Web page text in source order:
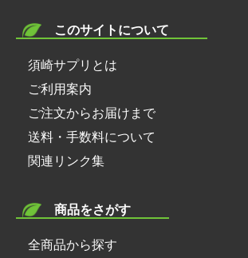
このサイトについて
須崎サプリとは
ご利用案内
ご注文からお届けまで
送料・手数料について
関連リンク集
商品をさがす
全商品から探す